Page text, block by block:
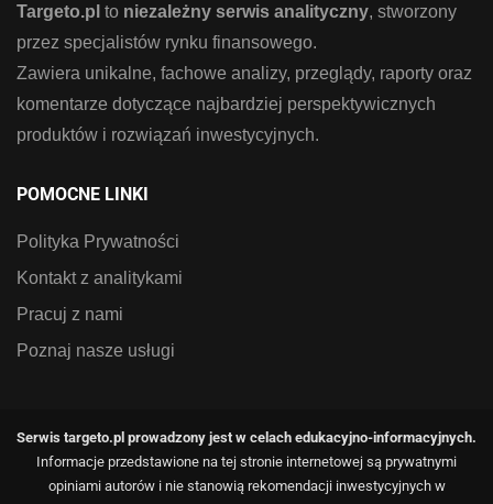
Targeto.pl to niezależny serwis analityczny, stworzony
przez specjalistów rynku finansowego.
Zawiera unikalne, fachowe analizy, przeglądy, raporty oraz
komentarze dotyczące najbardziej perspektywicznych
produktów i rozwiązań inwestycyjnych.
POMOCNE LINKI
Polityka Prywatności
Kontakt z analitykami
Pracuj z nami
Poznaj nasze usługi
Serwis targeto.pl prowadzony jest w celach edukacyjno-informacyjnych.
Informacje przedstawione na tej stronie internetowej są prywatnymi
opiniami autorów i nie stanowią rekomendacji inwestycyjnych w